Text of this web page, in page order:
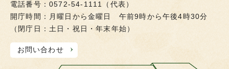
電話番号：0572-54-1111（代表）
開庁時間：月曜日から金曜日 午前9時から午後4時30分
（閉庁日：土日・祝日・年末年始）
お問い合わせ